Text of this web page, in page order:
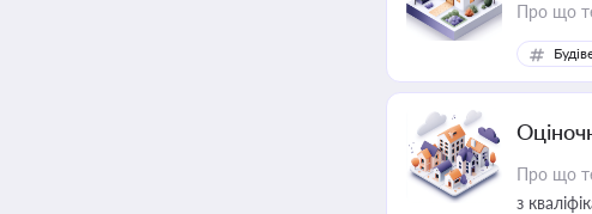
Про що
Про що
з